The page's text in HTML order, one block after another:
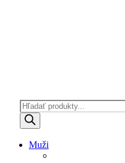
Products
search
Muži